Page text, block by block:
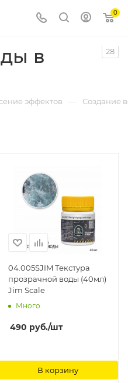
0
в
28
эффектов — Создание
04.005SJIM Текстура
прозрачной воды (40мл)
Jim Scale
Много
490 руб./шт
В корзину